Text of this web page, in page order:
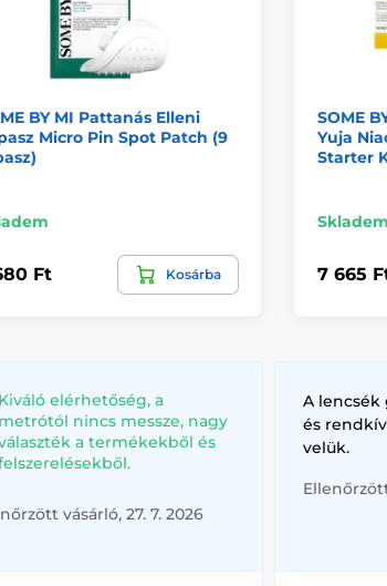
BY MI Pattanás Elleni
Micro Pin Spot Patch (9
Ft Kosárba
SOME
Yuja
Starter
Skladem
7 665
Kiváló elérhetőség, a
metrótól nincs messze, nagy
a termékekből és
vásárló, 27. 7. 2026
A lencsék
és
velük.